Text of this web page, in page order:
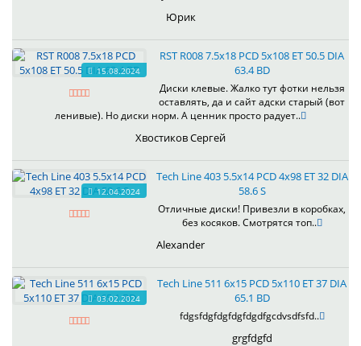
Юрик
15.08.2024
RST R008 7.5x18 PCD 5x108 ET 50.5 DIA
63.4 BD
Диски клевые. Жалко тут фотки нельзя
оставлять, да и сайт адски старый (вот
ленивые). Но диски норм. А ценник просто радует..
Хвостиков Сергей
12.04.2024
Tech Line 403 5.5x14 PCD 4x98 ET 32 DIA
58.6 S
Отличные диски! Привезли в коробках,
без косяков. Смотрятся топ..
Alexander
03.02.2024
Tech Line 511 6x15 PCD 5x110 ET 37 DIA
65.1 BD
fdgsfdgfdgfdgfdgdfgcdvsdfsfd..
grgfdgfd